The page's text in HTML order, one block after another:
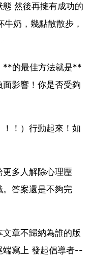
然後再擁有成功的
奶，幾點散散步，
**的最佳方法就是**
影響！你是否受夠
！）行動起來！如
多人解除心理壓
答案還是不夠完
章不歸納為誰的版
端寫上 發起倡導者--